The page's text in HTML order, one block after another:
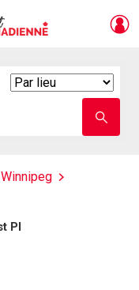
nom
Winnipeg
Pl